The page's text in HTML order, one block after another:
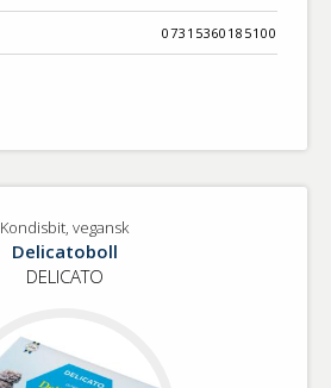
07315360185100
Kondisbit, vegansk
Delicatoboll
DELICATO